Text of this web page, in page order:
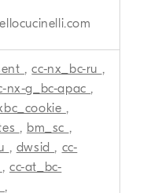
,cc-nx_bc-ru ,
nx-g_bc-apac ,
,
, bm_sc ,
, dwsid , cc-
, cc-at_bc-
,